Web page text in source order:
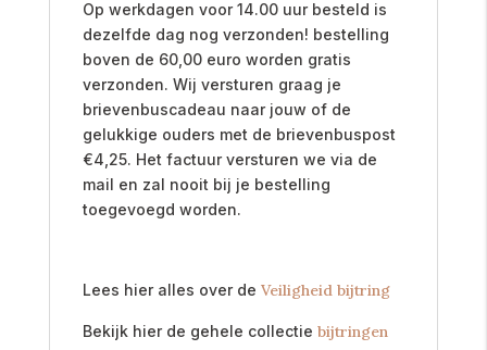
Op werkdagen voor 14.00 uur besteld is
dezelfde dag nog verzonden! bestelling
boven de 60,00 euro worden gratis
verzonden. Wij versturen graag je
brievenbuscadeau naar jouw of de
gelukkige ouders met de brievenbuspost
€4,25. Het factuur versturen we via de
mail en zal nooit bij je bestelling
toegevoegd worden.
Lees hier alles over de Veiligheid bijtring
Bekijk hier de gehele collectie bijtringen